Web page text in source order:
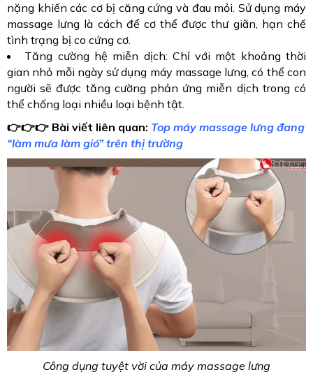
nặng khiến các cơ bị căng cứng và đau mỏi. Sử dụng máy
massage lưng là cách để cơ thể được thư giãn, hạn chế
tình trạng bị co cứng cơ.
Tăng cường hệ miễn dịch: Chỉ với một khoảng thời
gian nhỏ mỗi ngày sử dụng máy massage lưng, có thể con
người sẽ được tăng cường phản ứng miễn dịch trong có
thể chống loại nhiều loại bệnh tật.
👉👉👉 Bài viết liên quan: Top máy massage lưng đang
“làm mưa làm gió” trên thị trường
Công dụng tuyệt vời của máy massage lưng